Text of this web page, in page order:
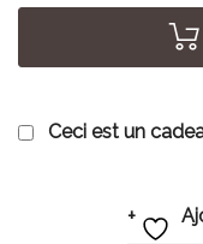
Ceci est un